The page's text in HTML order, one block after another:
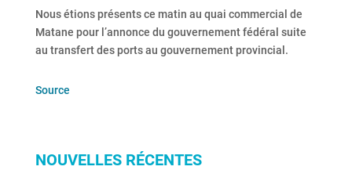
Nous étions présents ce matin au quai commercial de
Matane pour l’annonce du gouvernement fédéral suite
au transfert des ports au gouvernement provincial.
Source
NOUVELLES RÉCENTES